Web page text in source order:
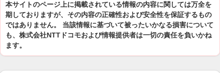
本サイトのページ上に掲載されている情報の内容に関しては万全を
期しておりますが、その内容の正確性および安全性を保証するもの
ではありません。 当該情報に基づいて被ったいかなる損害について
も、株式会社NTTドコモおよび情報提供者は一切の責任を負いかね
ます。